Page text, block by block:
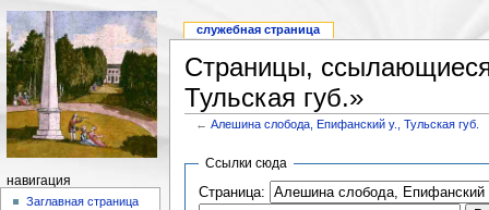
Страницы,
Тульская губ.»
←Алешина слобода, Епифанский у., Тульская губ.
Ссылки сюда
Страница:
служебная страница
навигация
Заглавная страница